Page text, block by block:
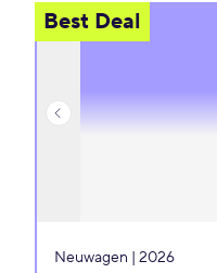
Best Deal
Neuwagen | 2026